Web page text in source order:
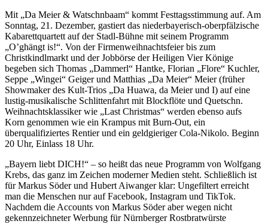
Mit „Da Meier & Watschnbaam“ kommt Festtagsstimmung auf. Am
Sonntag, 21. Dezember, gastiert das niederbayerisch-oberpfälzische
Kabarettquartett auf der Stadl-Bühne mit seinem Programm
„O’ghängt is!“. Von der Firmenweihnachtsfeier bis zum
Christkindlmarkt und der Jobbörse der Heiligen Vier Könige
begeben sich Thomas „Dammerl“ Hantke, Florian „Flore“ Kuchler,
Seppe „Wingei“ Geiger und Matthias „Da Meier“ Meier (früher
Showmaker des Kult-Trios „Da Huawa, da Meier und I) auf eine
lustig-musikalische Schlittenfahrt mit Blockflöte und Quetschn.
Weihnachtsklassiker wie „Last Christmas“ werden ebenso aufs
Korn genommen wie ein Krampus mit Burn-Out, ein
überqualifiziertes Rentier und ein geldgieriger Cola-Nikolo. Beginn
20 Uhr, Einlass 18 Uhr.
„Bayern liebt DICH!“ – so heißt das neue Programm von Wolfgang
Krebs, das ganz im Zeichen moderner Medien steht. Schließlich ist
für Markus Söder und Hubert Aiwanger klar: Ungefiltert erreicht
man die Menschen nur auf Facebook, Instagram und TikTok.
Nachdem die Accounts von Markus Söder aber wegen nicht
gekennzeichneter Werbung für Nürnberger Rostbratwürste